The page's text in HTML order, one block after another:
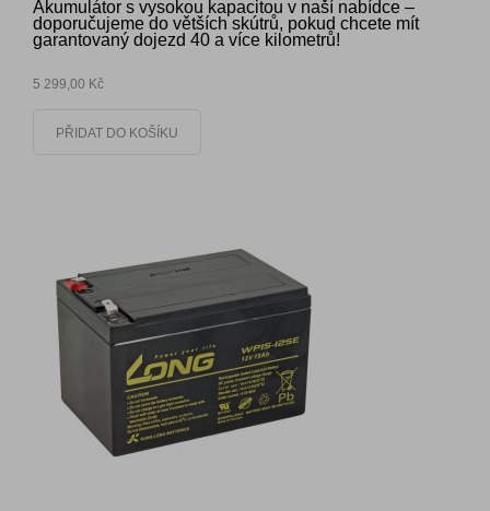
Akumulátor s vysokou kapacitou v naší nabídce –
doporučujeme do větších skútrů, pokud chcete mít
garantovaný dojezd 40 a více kilometrů!
5 299,00 Kč
PŘIDAT DO KOŠÍKU